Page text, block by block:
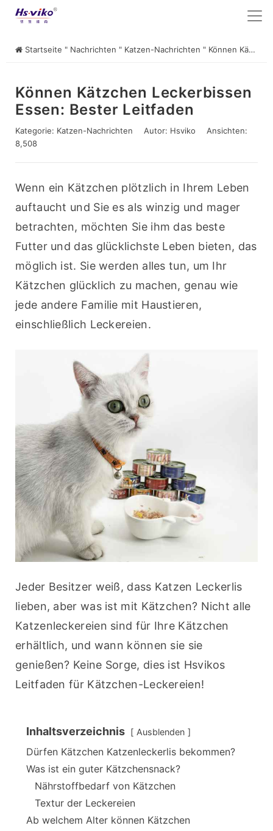
Startseite " Nachrichten " Katzen-Nachrichten " Können Kätzchen Leckerbissen essen: Bester Leitfaden
Können Kätzchen Leckerbissen
Essen: Bester Leitfaden
Kategorie: Katzen-Nachrichten Autor: Hsviko
Ansichten:
8,508
Wenn ein Kätzchen plötzlich in Ihrem Leben
auftaucht und Sie es als winzig und mager
betrachten, möchten Sie ihm das beste
Futter und das glücklichste Leben bieten, das
möglich ist. Sie werden alles tun, um Ihr
Kätzchen glücklich zu machen, genau wie
jede andere Familie mit Haustieren,
einschließlich Leckereien.
Jeder Besitzer weiß, dass Katzen Leckerlis
lieben, aber was ist mit Kätzchen? Nicht alle
Katzenleckereien sind für Ihre Kätzchen
erhältlich, und wann können sie sie
genießen? Keine Sorge, dies ist Hsvikos
Leitfaden für Kätzchen-Leckereien!
Inhaltsverzeichnis Ausblenden
Dürfen Kätzchen Katzenleckerlis bekommen?
Was ist ein guter Kätzchensnack?
Nährstoffbedarf von Kätzchen
Textur der Leckereien
Ab welchem Alter können Kätzchen